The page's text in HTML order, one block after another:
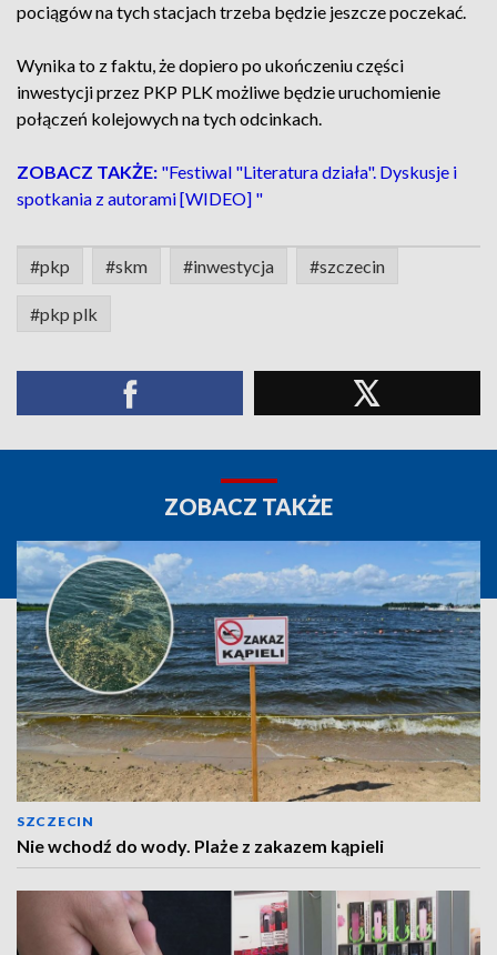
pociągów na tych stacjach trzeba będzie jeszcze poczekać.
Wynika to z faktu, że dopiero po ukończeniu części
inwestycji przez PKP PLK możliwe będzie uruchomienie
połączeń kolejowych na tych odcinkach.
ZOBACZ TAKŻE: "Festiwal "Literatura działa". Dyskusje i
spotkania z autorami [WIDEO] "
#pkp #skm #inwestycja #szczecin
#pkp plk
ZOBACZ TAKŻE
SZCZECIN
Nie wchodź do wody. Plaże z zakazem kąpieli